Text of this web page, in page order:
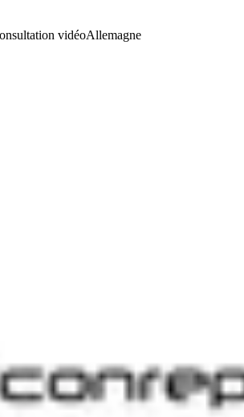
vidéoAllemagne